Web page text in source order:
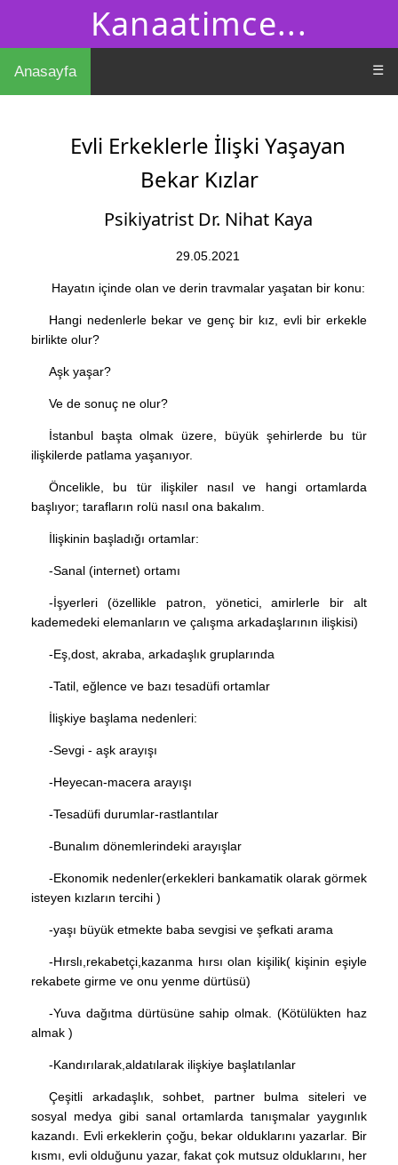
Kanaatimce...
Anasayfa ☰
Evli Erkeklerle İlişki Yaşayan
Bekar Kızlar
Psikiyatrist Dr. Nihat Kaya
29.05.2021
Hayatın içinde olan ve derin travmalar yaşatan bir konu:
Hangi nedenlerle bekar ve genç bir kız, evli bir erkekle
birlikte olur?
Aşk yaşar?
Ve de sonuç ne olur?
İstanbul başta olmak üzere, büyük şehirlerde bu tür
ilişkilerde patlama yaşanıyor.
Öncelikle, bu tür ilişkiler nasıl ve hangi ortamlarda
başlıyor; tarafların rolü nasıl ona bakalım.
İlişkinin başladığı ortamlar:
-Sanal (internet) ortamı
-İşyerleri (özellikle patron, yönetici, amirlerle bir alt
kademedeki elemanların ve çalışma arkadaşlarının ilişkisi)
-Eş,dost, akraba, arkadaşlık gruplarında
-Tatil, eğlence ve bazı tesadüfi ortamlar
İlişkiye başlama nedenleri:
-Sevgi - aşk arayışı
-Heyecan-macera arayışı
-Tesadüfi durumlar-rastlantılar
-Bunalım dönemlerindeki arayışlar
-Ekonomik nedenler(erkekleri bankamatik olarak görmek
isteyen kızların tercihi )
-yaşı büyük etmekte baba sevgisi ve şefkati arama
-Hırslı,rekabetçi,kazanma hırsı olan kişilik( kişinin eşiyle
rekabete girme ve onu yenme dürtüsü)
-Yuva dağıtma dürtüsüne sahip olmak. (Kötülükten haz
almak )
-Kandırılarak,aldatılarak ilişkiye başlatılanlar
Çeşitli arkadaşlık, sohbet, partner bulma siteleri ve
sosyal medya gibi sanal ortamlarda tanışmalar yaygınlık
kazandı. Evli erkeklerin çoğu, bekar olduklarını yazarlar. Bir
kısmı, evli olduğunu yazar, fakat çok mutsuz olduklarını, her